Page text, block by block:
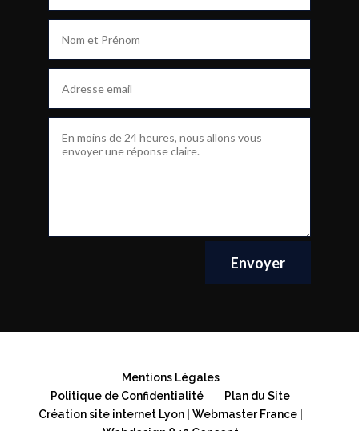
Envoyer
Mentions Légales
Politique de Confidentialité
Plan du Site
Création site internet Lyon | Webmaster France |